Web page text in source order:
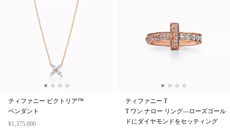
ティファニー ビクトリア™
ペンダント
¥1,375,000
ティファニー T
T ワン ナロー リング—ローズゴール
ドにダイヤモンドをセッティング